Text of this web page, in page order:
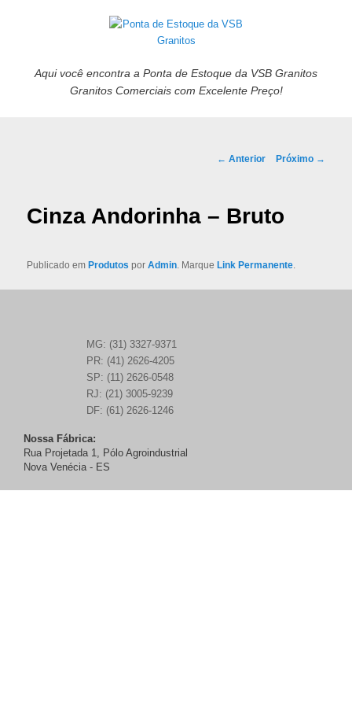
Aqui você encontra a Ponta de Estoque da VSB Granitos
Granitos Comerciais com Excelente Preço!
Navegação de posts
← Anterior Próximo →
Cinza Andorinha – Bruto
Publicado em Produtos porAdmin. Marque Link Permanente.
MG: (31) 3327-9371
PR: (41) 2626-4205
SP: (11) 2626-0548
RJ: (21) 3005-9239
DF: (61) 2626-1246
Nossa Fábrica:
Rua Projetada 1, Pólo Agroindustrial
Nova Venécia - ES